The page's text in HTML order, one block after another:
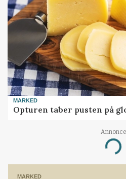
MARKED
Opturen taber pusten på
Annonce
MARKED